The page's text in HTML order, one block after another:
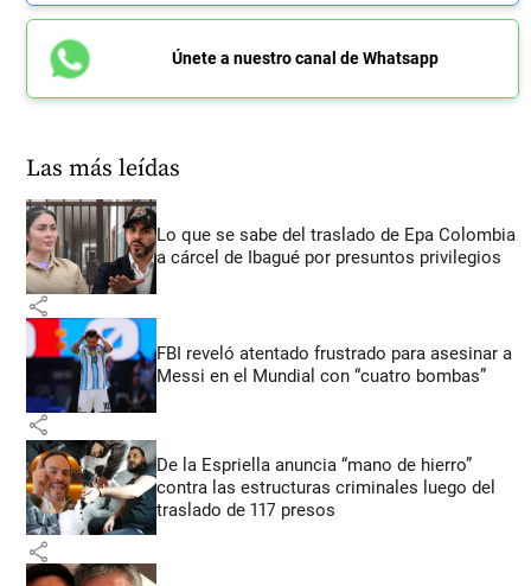
Únete a nuestro canal de Whatsapp
Las más leídas
Lo que se sabe del traslado de Epa Colombia
a cárcel de Ibagué por presuntos privilegios
share
FBI reveló atentado frustrado para asesinar a
Messi en el Mundial con “cuatro bombas”
share
De la Espriella anuncia “mano de hierro”
contra las estructuras criminales luego del
traslado de 117 presos
share